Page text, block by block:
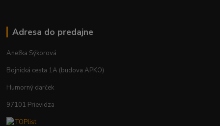
Adresa do predajne
Anežka Sýkorová
Bojnická cesta 1A (budova APKO)
Humorný darček
97101 Prievidza